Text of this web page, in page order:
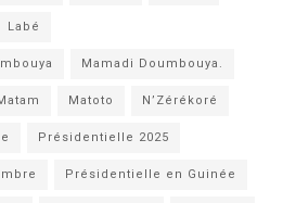
Labé
Mamadi Doumbouya.
Matoto N’Zérékoré
Présidentielle 2025
Présidentielle en Guinée